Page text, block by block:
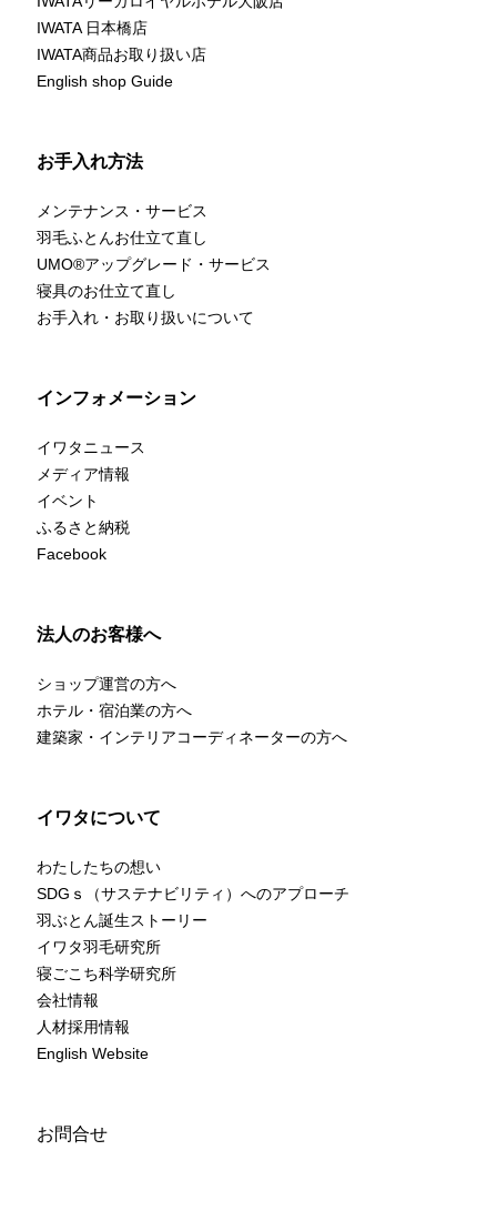
IWATA 日本橋店
IWATA商品お取り扱い店
English shop Guide
お手入れ方法
メンテナンス・サービス
羽毛ふとんお仕立て直し
UMO®アップグレード・サービス
寝具のお仕立て直し
お手入れ・お取り扱いについて
インフォメーション
イワタニュース
メディア情報
イベント
ふるさと納税
Facebook
法人のお客様へ
ショップ運営の方へ
ホテル・宿泊業の方へ
建築家・インテリアコーディネーターの方へ
イワタについて
わたしたちの想い
SDGｓ（サステナビリティ）へのアプローチ
羽ぶとん誕生ストーリー
イワタ羽毛研究所
寝ごこち科学研究所
会社情報
人材採用情報
English Website
お問合せ